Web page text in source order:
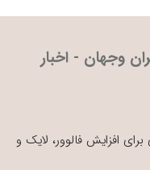
وجهان - اخبار
افزایش فالوور، لایک و